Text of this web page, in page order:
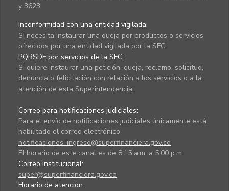
y 3623
Inconformidad con una entidad vigilada:
Si necesita instaurar una queja por productos o servicios
ofrecidos por una entidad vigilada por la SFC.
PQRSDF por servicios de la SFC:
Si quiere instaurar una petición, queja, reclamo, solicitud,
denuncia o felicitación con relación a los servicios o a la
atención de esta Superintendencia.
Correo para notificaciones judiciales:
Para el envío de notificaciones judiciales únicamente está
habilitado el correo electrónico
notificaciones_ingreso@superfinanciera.gov.co
El horario de este canal es de 8:15 a.m. a 5:00 p.m.
Correo institucional:
super@superfinanciera.gov.co
Horario de atención